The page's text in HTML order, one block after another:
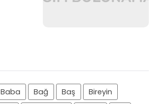
Baba Bağ Baş
Bireyin